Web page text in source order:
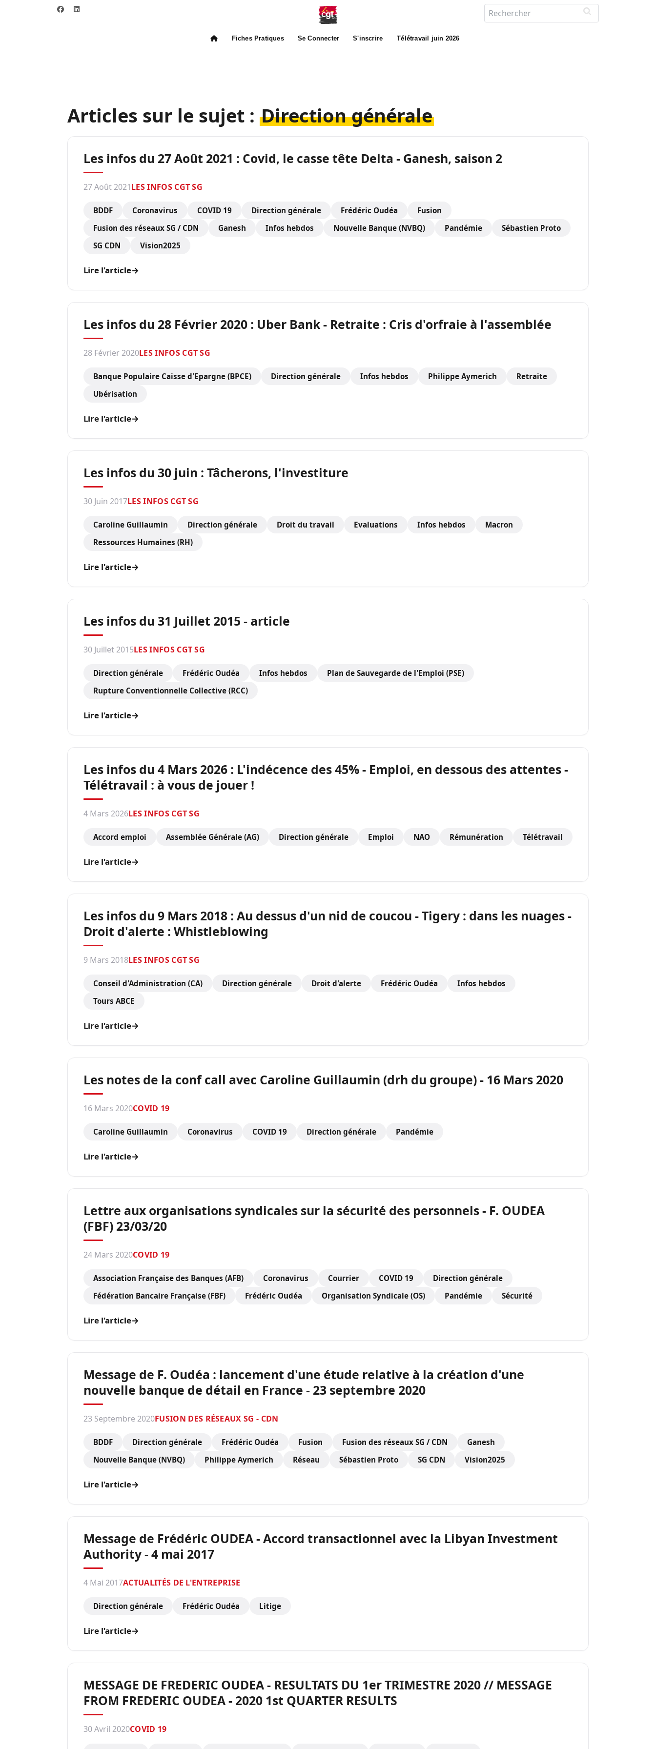
Fiches Pratiques Se Connecter S'inscrire Télétravail juin 2026
Articles sur le sujet : Direction générale
Les infos du 27 Août 2021 : Covid, le casse tête Delta - Ganesh, saison 2
27 Août 2021LES INFOS CGT SG
BDDF Coronavirus COVID 19 Direction générale Frédéric Oudéa
Fusion
Fusion des réseaux SG / CDN
Ganesh Infos hebdos Nouvelle Banque (NVBQ) Pandémie
Sébastien Proto
SG CDN
Vision2025
Lire l'article→
Les infos du 28 Février 2020 : Uber Bank - Retraite : Cris d'orfraie à l'assemblée
28 Février 2020LES INFOS CGT SG
Banque Populaire Caisse d'Epargne (BPCE) Direction générale Infos hebdos Philippe Aymerich
Retraite
Ubérisation
Lire l'article→
Les infos du 30 juin : Tâcherons, l'investiture
30 Juin 2017LES INFOS CGT SG
Caroline Guillaumin Direction générale Droit du travail Evaluations Infos hebdos
Macron
Ressources Humaines (RH)
Lire l'article→
Les infos du 31 Juillet 2015 - article
30 Juillet 2015LES INFOS CGT SG
Direction générale Frédéric Oudéa Infos hebdos
Plan de Sauvegarde de l'Emploi (PSE)
Rupture Conventionnelle Collective (RCC)
Lire l'article→
Les infos du 4 Mars 2026 : L'indécence des 45% - Emploi, en dessous des attentes -
Télétravail : à vous de jouer !
4 Mars 2026LES INFOS CGT SG
Accord emploi Assemblée Générale (AG) Direction générale Emploi NAO Rémunération Télétravail
Lire l'article→
Les infos du 9 Mars 2018 : Au dessus d'un nid de coucou - Tigery : dans les nuages -
Droit d'alerte : Whistleblowing
9 Mars 2018LES INFOS CGT SG
Conseil d'Administration (CA) Direction générale Droit d'alerte Frédéric Oudéa
Infos hebdos
Tours ABCE
Lire l'article→
Les notes de la conf call avec Caroline Guillaumin (drh du groupe) - 16 Mars 2020
16 Mars 2020COVID 19
Caroline Guillaumin Coronavirus COVID 19 Direction générale Pandémie
Lire l'article→
Lettre aux organisations syndicales sur la sécurité des personnels - F. OUDEA
(FBF) 23/03/20
24 Mars 2020COVID 19
Association Française des Banques (AFB) Coronavirus Courrier COVID 19
Direction générale
Fédération Bancaire Française (FBF)
Frédéric Oudéa Organisation Syndicale (OS) Pandémie Sécurité
Lire l'article→
Message de F. Oudéa : lancement d'une étude relative à la création d'une
nouvelle banque de détail en France - 23 septembre 2020
23 Septembre 2020FUSION DES RÉSEAUX SG - CDN
BDDF Direction générale Frédéric Oudéa Fusion Fusion des réseaux SG / CDN
Ganesh
Nouvelle Banque (NVBQ)
Philippe Aymerich Réseau Sébastien Proto SG CDN Vision2025
Lire l'article→
Message de Frédéric OUDEA - Accord transactionnel avec la Libyan Investment
Authority - 4 mai 2017
4 Mai 2017ACTUALITÉS DE L'ENTREPRISE
Direction générale Frédéric Oudéa Litige
Lire l'article→
MESSAGE DE FREDERIC OUDEA - RESULTATS DU 1er TRIMESTRE 2020 // MESSAGE
FROM FREDERIC OUDEA - 2020 1st QUARTER RESULTS
30 Avril 2020COVID 19